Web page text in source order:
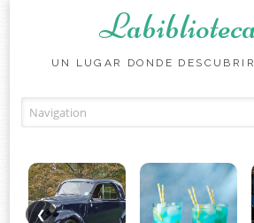
UN LUGAR DONDE
❮